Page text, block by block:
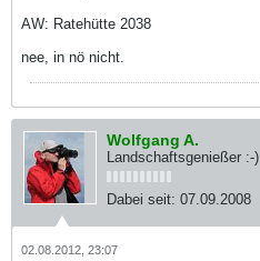
AW: Ratehütte 2038
nee, in nö nicht.
Wolfgang A.
Landschaftsgenießer :-)
Dabei seit: 07.09.2008
02.08.2012, 23:07